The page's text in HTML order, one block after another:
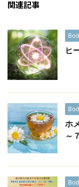
関連記事
ヒ
ホ
～